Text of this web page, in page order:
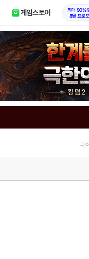
게임스토어
최대 90%
8월 프로
디